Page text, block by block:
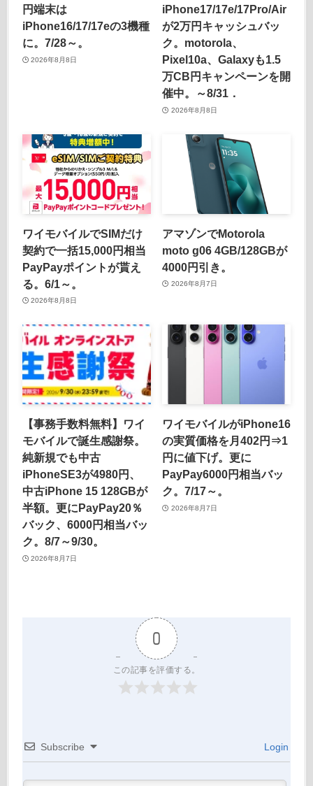
円端末は
iPhone16/17/17eの3機種
に。7/28～。
2026年8月8日
iPhone17/17e/17Pro/Air
が2万円キャッシュバッ
ク。motorola、
Pixel10a、Galaxyも1.5
万CB円キャンペーンを開
催中。～8/31．
2026年8月8日
ワイモバイルでSIMだけ
契約で一括15,000円相当
PayPayポイントが貰え
る。6/1～。
2026年8月8日
アマゾンでMotorola
moto g06 4GB/128GBが
4000円引き。
2026年8月7日
【事務手数料無料】ワイ
モバイルで誕生感謝祭。
純新規でも中古
iPhoneSE3が4980円、
中古iPhone 15 128GBが
半額。更にPayPay20％
バック、6000円相当バッ
ク。8/7～9/30。
2026年8月7日
ワイモバイルがiPhone16
の実質価格を月402円⇒1
円に値下げ。更に
PayPay6000円相当バッ
ク。7/17～。
2026年8月7日
0
この記事を評価する。
Subscribe Login